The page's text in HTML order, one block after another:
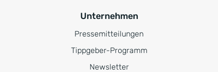
Unternehmen
Pressemitteilungen
Tippgeber-Programm
Newsletter